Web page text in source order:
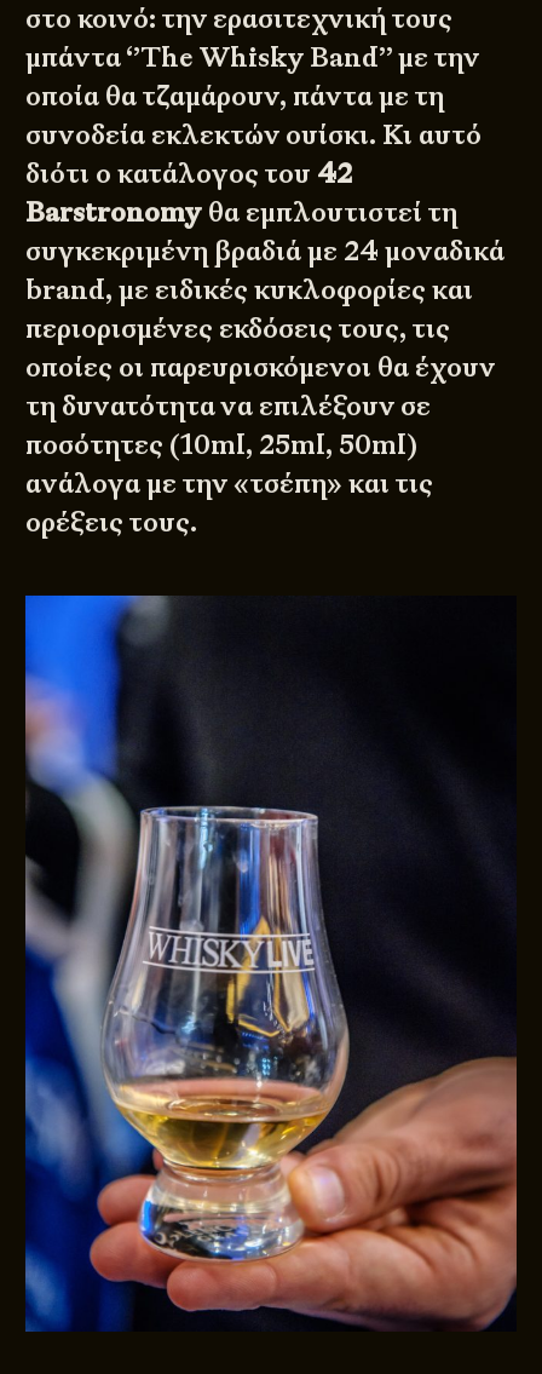
στο κοινό: την ερασιτεχνική τους
μπάντα ‘’The Whisky Band’’ με την
οποία θα τζαμάρουν, πάντα με τη
συνοδεία εκλεκτών ουίσκι. Κι αυτό
διότι ο κατάλογος του 42
Barstronomy θα εμπλουτιστεί τη
συγκεκριμένη βραδιά με 24 μοναδικά
brand, με ειδικές κυκλοφορίες και
περιορισμένες εκδόσεις τους, τις
οποίες οι παρευρισκόμενοι θα έχουν
τη δυνατότητα να επιλέξουν σε
ποσότητες (10ml, 25ml, 50ml)
ανάλογα με την «τσέπη» και τις
ορέξεις τους.